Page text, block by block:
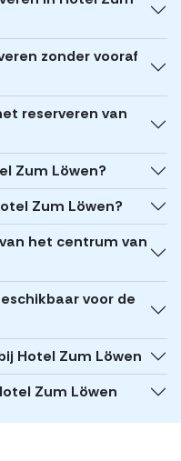
zonder vooraf
reserveren van
Zum Löwen?
Zum Löwen?
het centrum van
voor de
Hotel Zum Löwen
Zum Löwen